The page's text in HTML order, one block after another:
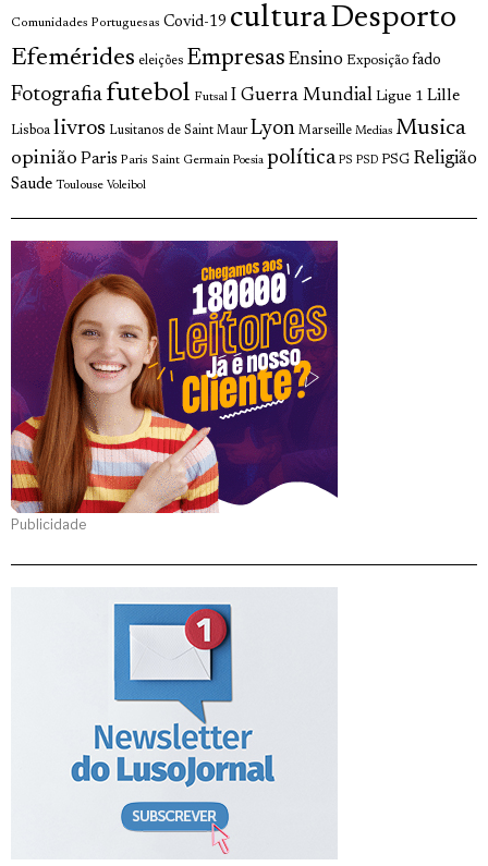
Comunidades Portuguesas Covid-19 culturaDesporto
Efemérides eleições Empresas Ensino Exposição fado
Fotografia futebol Futsal I Guerra Mundial Ligue 1 Lille
Lisboa livros Lusitanos de Saint Maur Lyon Marseille Medias Musica
opinião Paris Paris Saint Germain Poesia política PS PSD PSG Religião
Saude Toulouse Voleibol
Publicidade